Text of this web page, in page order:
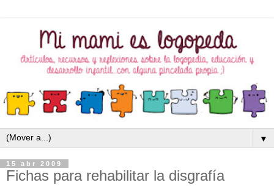
▼
15 abr 2009
Fichas para rehabilitar la disgrafía